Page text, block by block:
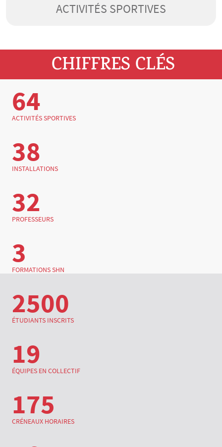
ACTIVITÉS SPORTIVES
CHIFFRES CLÉS
64
ACTIVITÉS SPORTIVES
38
INSTALLATIONS
32
PROFESSEURS
3
FORMATIONS SHN
2500
ÉTUDIANTS INSCRITS
19
ÉQUIPES EN COLLECTIF
175
CRÉNEAUX HORAIRES